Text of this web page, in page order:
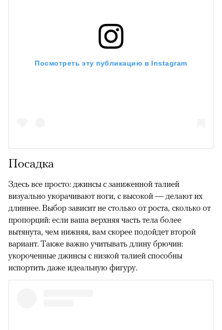
Посмотреть эту публикацию в Instagram
Посадка
Здесь все просто: джинсы с заниженной талией
визуально укорачивают ноги, с высокой — делают их
длиннее. Выбор зависит не столько от роста, сколько от
пропорций: если ваша верхняя часть тела более
вытянута, чем нижняя, вам скорее подойдет второй
вариант. Также важно учитывать длину брючин:
укороченные джинсы с низкой талией способны
испортить даже идеальную фигуру.